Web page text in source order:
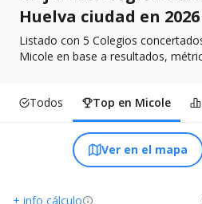
Huelva ciudad en 2026
Listado con 5 Colegios
Micole en base a resultados,
Todos Top en Micole
Ver en el mapa
+ info cálculo